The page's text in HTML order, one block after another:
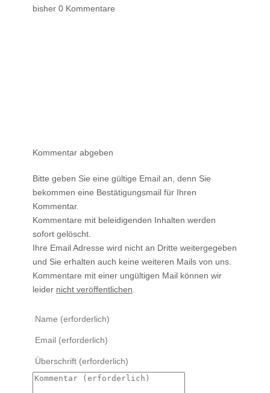
bisher 0 Kommentare
Kommentar abgeben
Bitte geben Sie eine gültige Email an, denn Sie
bekommen eine Bestätigungsmail für Ihren
Kommentar.
Kommentare mit beleidigenden Inhalten werden
sofort gelöscht.
Ihre Email Adresse wird nicht an Dritte weitergegeben
und Sie erhalten auch keine weiteren Mails von uns.
Kommentare mit einer ungültigen Mail können wir
leider nicht veröffentlichen